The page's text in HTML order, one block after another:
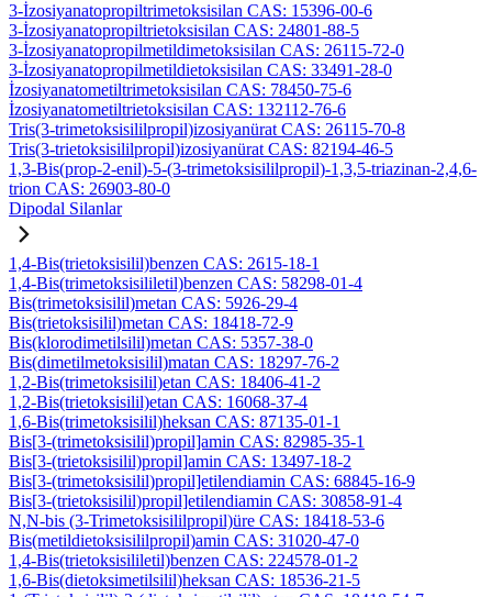
3-İzosiyanatopropiltrimetoksisilan CAS: 15396-00-6
3-İzosiyanatopropiltrietoksisilan CAS: 24801-88-5
3-İzosiyanatopropilmetildimetoksisilan CAS: 26115-72-0
3-İzosiyanatopropilmetildietoksisilan CAS: 33491-28-0
İzosiyanatometiltrimetoksisilan CAS: 78450-75-6
İzosiyanatometiltrietoksisilan CAS: 132112-76-6
Tris(3-trimetoksisililpropil)izosiyanürat CAS: 26115-70-8
Tris(3-trietoksisililpropil)izosiyanürat CAS: 82194-46-5
1,3-Bis(prop-2-enil)-5-(3-trimetoksisililpropil)-1,3,5-triazinan-2,4,6-
trion CAS: 26903-80-0
Dipodal Silanlar
1,4-Bis(trietoksisilil)benzen CAS: 2615-18-1
1,4-Bis(trimetoksisililetil)benzen CAS: 58298-01-4
Bis(trimetoksisilil)metan CAS: 5926-29-4
Bis(trietoksisilil)metan CAS: 18418-72-9
Bis(klorodimetilsilil)metan CAS: 5357-38-0
Bis(dimetilmetoksisilil)matan CAS: 18297-76-2
1,2-Bis(trimetoksisilil)etan CAS: 18406-41-2
1,2-Bis(trietoksisilil)etan CAS: 16068-37-4
1,6-Bis(trimetoksisilil)heksan CAS: 87135-01-1
Bis[3-(trimetoksisilil)propil]amin CAS: 82985-35-1
Bis[3-(trietoksisilil)propil]amin CAS: 13497-18-2
Bis[3-(trimetoksisilil)propil]etilendiamin CAS: 68845-16-9
Bis[3-(trietoksisilil)propil]etilendiamin CAS: 30858-91-4
N,N-bis (3-Trimetoksisililpropil)üre CAS: 18418-53-6
Bis(metildietoksisililpropil)amin CAS: 31020-47-0
1,4-Bis(trietoksisililetil)benzen CAS: 224578-01-2
1,6-Bis(dietoksimetilsilil)heksan CAS: 18536-21-5